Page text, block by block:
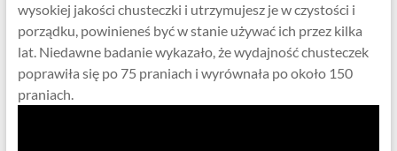
wysokiej jakości chusteczki i utrzymujesz je w czystości i
porządku, powinieneś być w stanie używać ich przez kilka
lat. Niedawne badanie wykazało, że wydajność chusteczek
poprawiła się po 75 praniach i wyrównała po około 150
praniach.